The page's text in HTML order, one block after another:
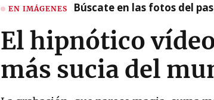
EN IMÁGENES Búscate en las fotos del
El hipnótico
más sucia del